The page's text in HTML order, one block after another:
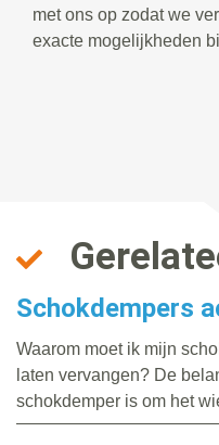
met ons op zodat we
exacte mogelijkheden
Schokdempers
Waarom moet ik mijn
laten vervangen? De
schokdemper is om het